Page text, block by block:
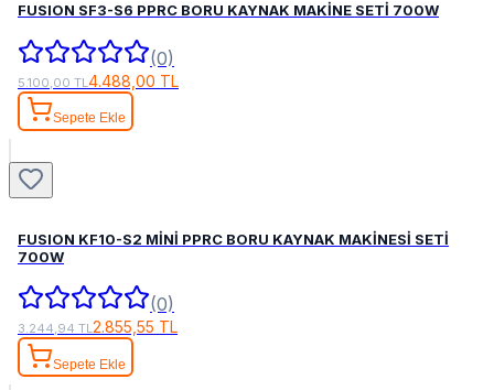
FUSION SF3-S6 PPRC BORU KAYNAK MAKİNE SETİ 700W
(0)
5.100,00 TL 4.488,00 TL
Sepete Ekle
FUSION KF10-S2 MİNİ PPRC BORU KAYNAK MAKİNESİ SETİ
700W
(0)
3.244,94 TL2.855,55 TL
Sepete Ekle